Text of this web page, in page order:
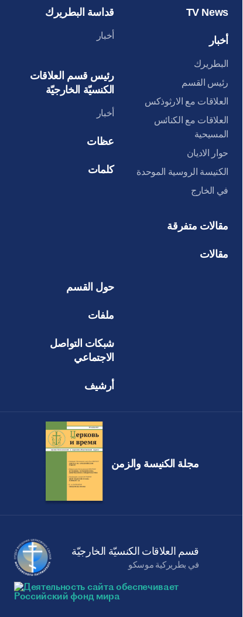
قداسة البطريرك
أخبار
رئيس قسم العلاقات
الكنسيّة الخارجيّة
أخبار
عظات
كلمات
TV News
أخبار
البطريرك
رئيس القسم
العلاقات مع الارثوذكس
العلاقات مع الكنائس
المسيحية
حوار الاديان
الكنيسة الروسية الموحدة
في الخارج
مقالات متفرقة
مقالات
حول القسم
ملفات
شبكات التواصل
الاجتماعي
أرشيف
مجلة الكنيسة والزمن
قسم العلاقات الكنسيّة الخارجيّة
في بطريركية موسكو